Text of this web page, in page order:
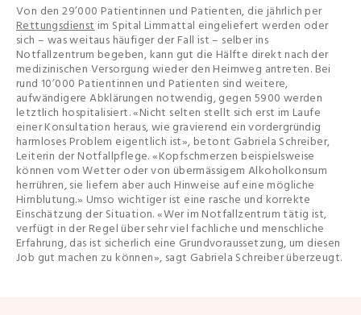
Von den 29’000 Patientinnen und Patienten, die jährlich per
Rettungsdienstim Spital Limmattal eingeliefert werden oder
sich – was weitaus häufiger der Fall ist – selber ins
Notfallzentrum begeben, kann gut die Hälfte direkt nach der
medizinischen Versorgung wieder den Heimweg antreten. Bei
rund 10’000 Patientinnen und Patienten sind weitere,
aufwändigere Abklärungen notwendig, gegen 5900 werden
letztlich hospitalisiert. «Nicht selten stellt sich erst im Laufe
einer Konsultation heraus, wie gravierend ein vordergründig
harmloses Problem eigentlich ist», betont Gabriela Schreiber,
Leiterin der Notfallpflege. «Kopfschmerzen beispielsweise
können vom Wetter oder von übermässigem Alkoholkonsum
herrühren, sie liefern aber auch Hinweise auf eine mögliche
Hirnblutung.» Umso wichtiger ist eine rasche und korrekte
Einschätzung der Situation. «Wer im Notfallzentrum tätig ist,
verfügt in der Regel über sehr viel fachliche und menschliche
Erfahrung, das ist sicherlich eine Grundvoraussetzung, um diesen
Job gut machen zu können», sagt Gabriela Schreiber überzeugt.